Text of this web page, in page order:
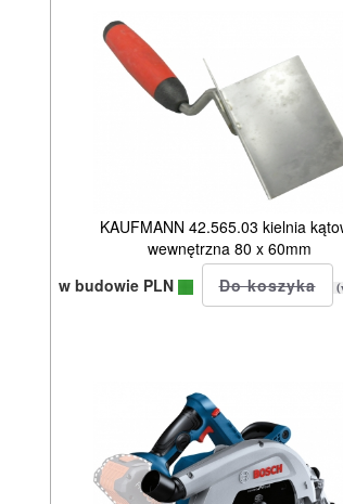
KAUFMANN 42.565.03 kielnia
wewnętrzna 80 x 60mm
w budowie PLN